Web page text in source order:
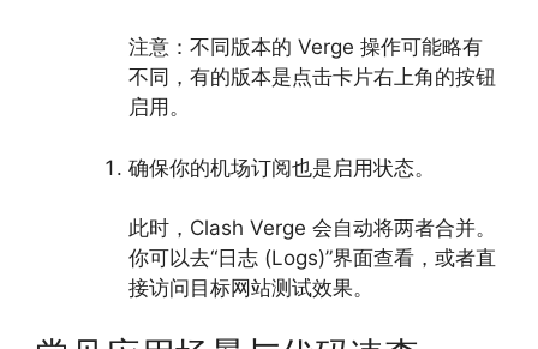
注意：不同版本的 Verge 操作可能略有
不同，有的版本是点击卡片右上角的按钮
启用。
确保你的机场订阅也是启用状态。
此时，Clash Verge 会自动将两者合并。
你可以去“日志 (Logs)”界面查看，或者直
接访问目标网站测试效果。